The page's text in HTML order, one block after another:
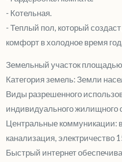
- Котельная.
- Теплый пол, который
комфорт в холодное время
Земельный участок площадью
Категория земель: Земли
Виды разрешенного
индивидуального жилищного
Центральные коммуникации:
канализация, электричество
Быстрый интернет